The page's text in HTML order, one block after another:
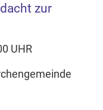
zur
UHR